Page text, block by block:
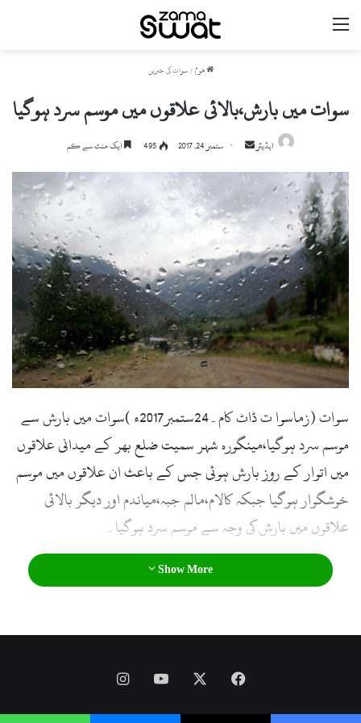
ھوم / سوات کی خبریں
سوات میں بارش،بالائی علاقوں میں موسم سرد ہوگیا
ایڈیٹر
d
a
e
m
a
i
l
ستمبر 24, 2017 495 ایک منٹ سے کم
سوات (زماسوا ت ڈاٹ کام۔24ستمبر2017ء )سوات میں بارش سے
موسم سرد ہوگیا،مینگورہ شہر سمیت ضلع بھر کے میدانی علاقوں
میں اتوار کے روز بارش ہوئی جس کے باعث ان علاقوں میں موسم
خوشگوار ہوگیا جبکہ کالام،مالم جبہ،میاندم اور دیگر بالائی
علاقوں میں بارش کی وجہ سے موسم سرد ہوگیا۔
Show More
Facebook
YouTube